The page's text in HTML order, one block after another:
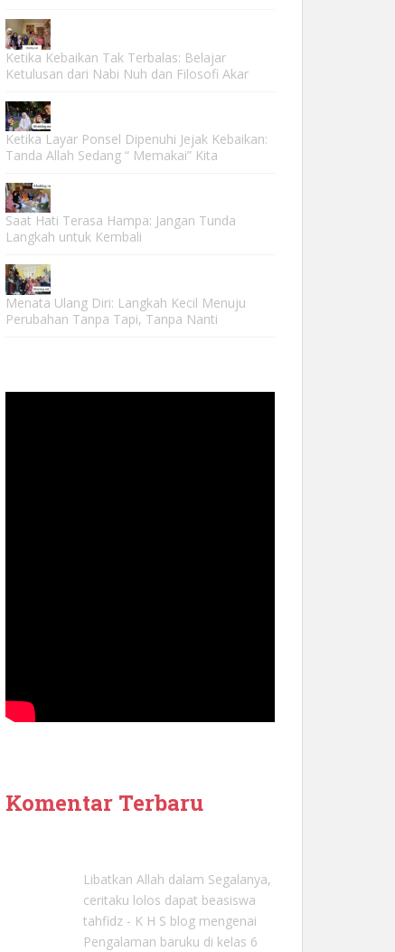
Ketika Kebaikan Tak Terbalas: Belajar
Ketulusan dari Nabi Nuh dan Filosofi Akar
Ketika Layar Ponsel Dipenuhi Jejak Kebaikan:
Tanda Allah Sedang “ Memakai” Kita
Saat Hati Terasa Hampa: Jangan Tunda
Langkah untuk Kembali
Menata Ulang Diri: Langkah Kecil Menuju
Perubahan Tanpa Tapi, Tanpa Nanti
Komentar Terbaru
Libatkan Allah dalam Segalanya,
ceritaku lolos dapat beasiswa
tahfidz - K H S blogmengenai
Pengalaman baruku di kelas 6